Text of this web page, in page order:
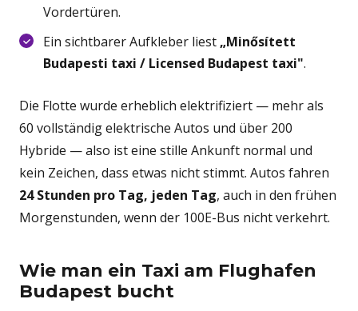
Vordertüren.
Ein sichtbarer Aufkleber liest „Minősített
Budapesti taxi / Licensed Budapest taxi".
Die Flotte wurde erheblich elektrifiziert — mehr als
60 vollständig elektrische Autos und über 200
Hybride — also ist eine stille Ankunft normal und
kein Zeichen, dass etwas nicht stimmt. Autos fahren
24 Stunden pro Tag, jeden Tag, auch in den frühen
Morgenstunden, wenn der 100E-Bus nicht verkehrt.
Wie man ein Taxi am Flughafen
Budapest bucht